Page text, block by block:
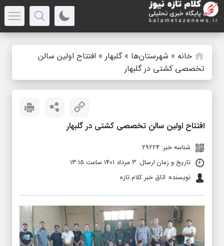
خانه » شهرستان‌ها »گلبهار » افتتاح اولین سالن
تخصصی کشتی در گلبهار
افتتاح اولین سالن تخصصی کشتی در گلبهار
شناسه خبر: 29224
تاریخ و زمان ارسال: 3 مرداد 1401 ساعت 13:15
نویسنده: اتاق خبر کلام تازه